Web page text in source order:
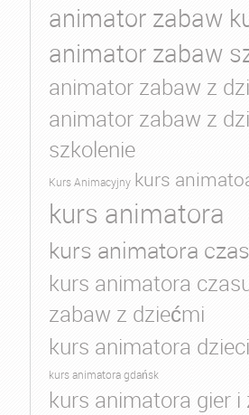
animator zabaw
animator zabaw
animator zabaw z
animator zabaw z
szkolenie
Kurs Animacyjny kurs
kurs animatora
kurs animatora
kurs animatora
zabaw z dziećmi
kurs animatora
kurs animatora gdańsk
kurs animatora gier i